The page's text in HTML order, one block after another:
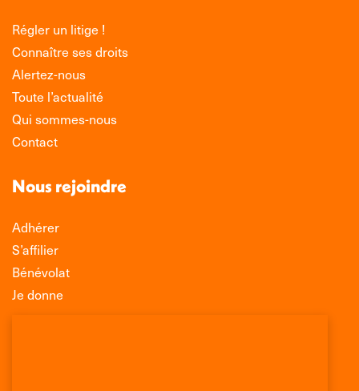
Régler un litige !
Connaître ses droits
Alertez-nous
Toute l’actualité
Qui sommes-nous
Contact
Nous rejoindre
Adhérer
S’affilier
Bénévolat
Je donne